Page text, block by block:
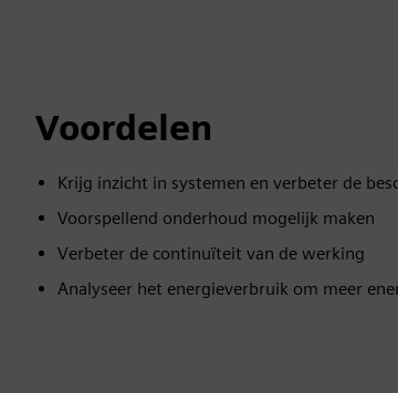
Voordelen
Krijg inzicht in systemen en verbeter de
Voorspellend onderhoud mogelijk maken
Verbeter de continuïteit van de werking
Analyseer het energieverbruik om meer